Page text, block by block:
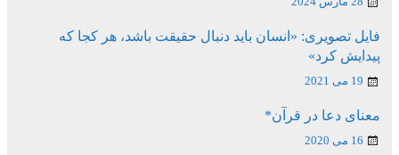
فایل تصویری: «انسان باید دنبال حقیقت باشد، هر کجا که
پیدایش کرد»
19 می 2021
معنای دعا در قرآن*
16 می 2020